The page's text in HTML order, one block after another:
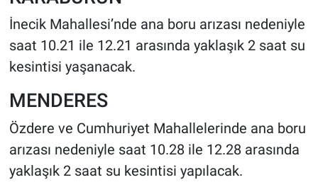
İnecik Mahallesi’nde ana boru arızası nedeniyle
saat 10.21 ile 12.21 arasında yaklaşık 2 saat su
kesintisi yaşanacak.
MENDERES
Özdere ve Cumhuriyet Mahallelerinde ana boru
arızası nedeniyle saat 10.28 ile 12.28 arasında
yaklaşık 2 saat su kesintisi yapılacak.